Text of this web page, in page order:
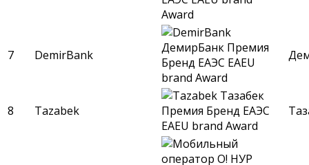
7 DemirBank
8 Tazabek